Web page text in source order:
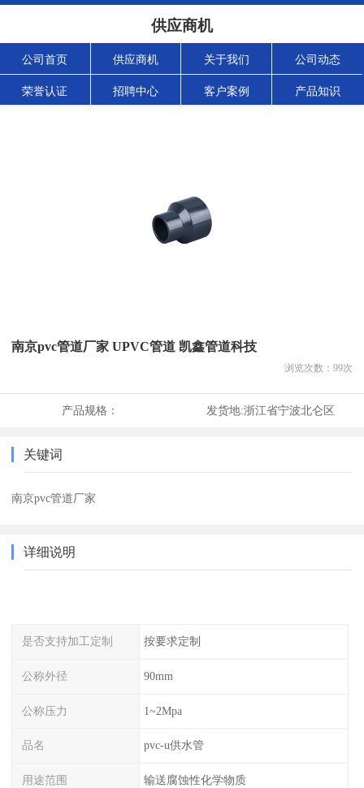
供应商机
公司首页 供应商机 关于我们 公司动态
荣誉认证 招聘中心 客户案例 产品知识
南京pvc管道厂家 UPVC管道 凯鑫管道科技
浏览次数： 99次
产品规格： 发货地:浙江省宁波北仑区
关键词
南京pvc管道厂家
详细说明
是否支持加工定制 按要求定制
公称外径 90mm
公称压力 1~2Mpa
品名 pvc-u供水管
用途范围 输送腐蚀性化学物质